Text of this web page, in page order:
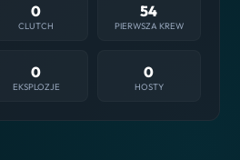
0
CLUTCH
54
PIERWSZA KREW
0
EKSPLOZJE
0
HOSTY